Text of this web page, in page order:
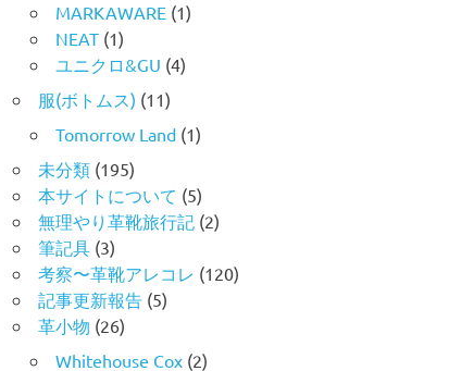
MARKAWARE (1)
NEAT (1)
ユニクロ&GU (4)
服(ボトムス) (11)
Tomorrow Land (1)
未分類 (195)
本サイトについて (5)
無理やり革靴旅行記 (2)
筆記具 (3)
考察〜革靴アレコレ (120)
記事更新報告 (5)
革小物 (26)
Whitehouse Cox (2)